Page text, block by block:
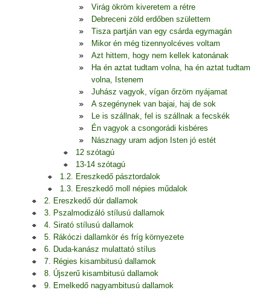
Virág ökröm kiveretem a rétre
Debreceni zöld erdőben születtem
Tisza partján van egy csárda egymagán
Mikor én még tizennyolcéves voltam
Azt hittem, hogy nem kellek katonának
Ha én aztat tudtam volna, ha én aztat tudtam
volna, Istenem
Juhász vagyok, vígan őrzöm nyájamat
A szegénynek van bajai, haj de sok
Le is szállnak, fel is szállnak a fecskék
Én vagyok a csongorádi kisbéres
Násznagy uram adjon Isten jó estét
12 szótagú
13-14 szótagú
1.2. Ereszkedő pásztordalok
1.3. Ereszkedő moll népies műdalok
2. Ereszkedő dúr dallamok
3. Pszalmodizáló stílusú dallamok
4. Sirató stílusú dallamok
5. Rákóczi dallamkör és fríg környezete
6. Duda-kanász mulattató stílus
7. Régies kisambitusú dallamok
8. Újszerű kisambitusú dallamok
9. Emelkedő nagyambitusú dallamok